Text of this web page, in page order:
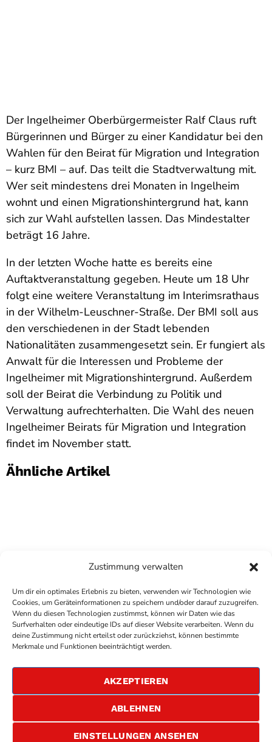
Zustimmung verwalten
Um dir ein optimales Erlebnis zu bieten, verwenden wir Technologien wie
Cookies, um Geräteinformationen zu speichern und/oder darauf zuzugreifen.
Wenn du diesen Technologien zustimmst, können wir Daten wie das
Surfverhalten oder eindeutige IDs auf dieser Website verarbeiten. Wenn du
deine Zustimmung nicht erteilst oder zurückziehst, können bestimmte
Merkmale und Funktionen beeinträchtigt werden.
AKZEPTIEREN
ABLEHNEN
EINSTELLUNGEN ANSEHEN
Der Ingelheimer Oberbürgermeister Ralf Claus ruft
Bürgerinnen und Bürger zu einer Kandidatur bei den
Wahlen für den Beirat für Migration und Integration
– kurz BMI – auf. Das teilt die Stadtverwaltung mit.
Wer seit mindestens drei Monaten in Ingelheim
wohnt und einen Migrationshintergrund hat, kann
sich zur Wahl aufstellen lassen. Das Mindestalter
beträgt 16 Jahre.
In der letzten Woche hatte es bereits eine
Auftaktveranstaltung gegeben. Heute um 18 Uhr
folgt eine weitere Veranstaltung im Interimsrathaus
in der Wilhelm-Leuschner-Straße. Der BMI soll aus
den verschiedenen in der Stadt lebenden
Nationalitäten zusammengesetzt sein. Er fungiert als
Anwalt für die Interessen und Probleme der
Ingelheimer mit Migrationshintergrund. Außerdem
soll der Beirat die Verbindung zu Politik und
Verwaltung aufrechterhalten. Die Wahl des neuen
Ingelheimer Beirats für Migration und Integration
findet im November statt.
Ähnliche Artikel
COPYRIGHTANTENNE BAD KREUZNACH
DATENSCHUTZERKLÄRUNG
ALLGEMEINE GESCHÄFTSBEDINGUNGEN
GEWINNSPIELBEDINGUNGEN